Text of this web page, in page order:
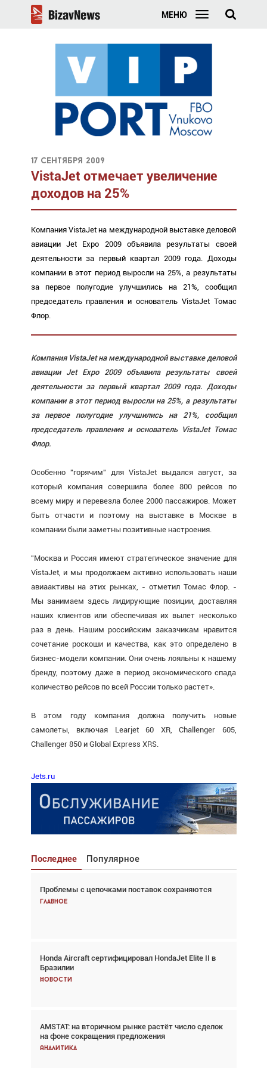
МЕНЮ
17 сентября 2009
VistaJet отмечает увеличение
доходов на 25%
Компания VistaJet на международной выставке деловой
авиации Jet Expo 2009 объявила результаты своей
деятельности за первый квартал 2009 года. Доходы
компании в этот период выросли на 25%, а результаты
за первое полугодие улучшились на 21%, сообщил
председатель правления и основатель VistaJet Томас
Флор.
Компания VistaJet на международной выставке деловой
авиации Jet Expo 2009 объявила результаты своей
деятельности за первый квартал 2009 года. Доходы
компании в этот период выросли на 25%, а результаты
за первое полугодие улучшились на 21%, сообщил
председатель правления и основатель VistaJet Томас
Флор.
Особенно "горячим" для VistaJet выдался август, за
который компания совершила более 800 рейсов по
всему миру и перевезла более 2000 пассажиров. Может
быть отчасти и поэтому на выставке в Москве в
компании были заметны позитивные настроения.
"Москва и Россия имеют стратегическое значение для
VistaJet, и мы продолжаем активно использовать наши
авиаактивы на этих рынках, - отметил Томас Флор. -
Мы занимаем здесь лидирующие позиции, доставляя
наших клиентов или обеспечивая их вылет несколько
раз в день. Нашим российским заказчикам нравится
сочетание роскоши и качества, как это определено в
бизнес-модели компании. Они очень лояльны к нашему
бренду, поэтому даже в период экономического спада
количество рейсов по всей России только растет».
В этом году компания должна получить новые
самолеты, включая Learjet 60 XR, Challenger 605,
Challenger 850 и Global Express XRS.
Jets.ru
Последнее Популярное
Проблемы с цепочками поставок сохраняются
Главное
Honda Aircraft сертифицировал HondaJet Elite II в
Бразилии
Новости
AMSTAT: на вторичном рынке растёт число сделок
на фоне сокращения предложения
Аналитика
Взгляд с высоты: тандем вертолётов и БПЛА в
спасательных операциях
Авиационный фотограф Дэйв Кох: «Фотография
говорит сама за себя... а ИИ всё портит»
Новости
Проблемы с цепочками поставок сохраняются
Аналитика